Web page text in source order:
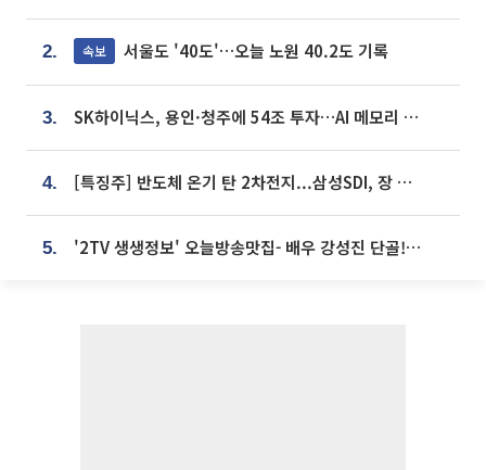
2. 속보 서울도 '40도'…오늘 노원 40.2도 기록
3. SK하이닉스, 용인·청주에 54조 투자…AI 메모리 생산기지 키운다
4. [특징주] 반도체 온기 탄 2차전지...삼성SDI, 장 초반 7% 넘게 껑충
5. '2TV 생생정보' 오늘방송맛집- 배우 강성진 단골! 쌀국수ㆍ푸팟퐁 커리 맛집 '블○○○'